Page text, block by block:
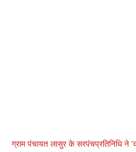
ग्राम पंचायत लासुर के सरपंचप्रतिनिधि ने